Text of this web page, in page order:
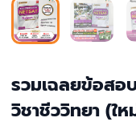
รวมเฉลยข้อสอ
วิชาชีววิทยา (ใ